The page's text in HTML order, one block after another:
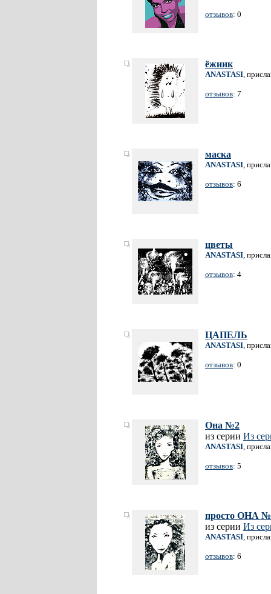
отзывов: 0
ёжиик
ANASTASI,
отзывов: 7
маска
ANASTASI,
отзывов: 6
цветы
ANASTASI,
отзывов: 4
ЦАПЕЛЬ
ANASTASI,
отзывов: 0
Она №2
из серии Из
ANASTASI,
отзывов: 5
просто ОНА
из серии Из
ANASTASI,
отзывов: 6